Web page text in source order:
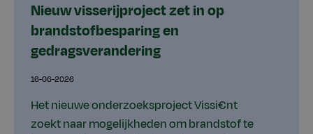
Nieuw visserijproject zet in op
brandstofbesparing en
gedragsverandering
16-06-2026
Het nieuwe onderzoeksproject Vissi€nt
zoekt naar mogelijkheden om brandstof te